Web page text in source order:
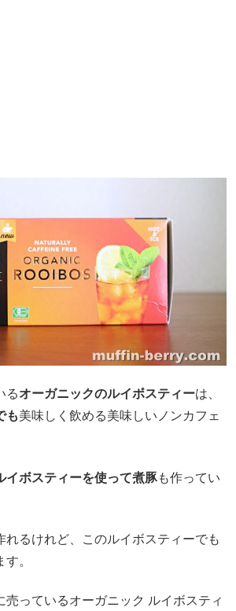
るオーガニックのルイボスティーは、
も美味しく飲める美味しいノンカフェ
イボスティーを使って煮豚も作ってい
れるけれど、このルイボスティーでも
。
売っているオーガニック ルイボスティ